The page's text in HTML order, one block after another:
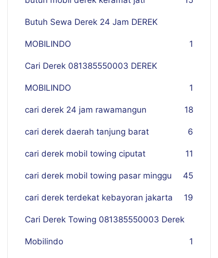
Butuh Sewa Derek 24 Jam DEREK
MOBILINDO 1
Cari Derek 081385550003 DEREK
MOBILINDO 1
cari derek 24 jam rawamangun 18
cari derek daerah tanjung barat 6
cari derek mobil towing ciputat 11
cari derek mobil towing pasar minggu 45
cari derek terdekat kebayoran jakarta 19
Cari Derek Towing 081385550003 Derek
Mobilindo 1